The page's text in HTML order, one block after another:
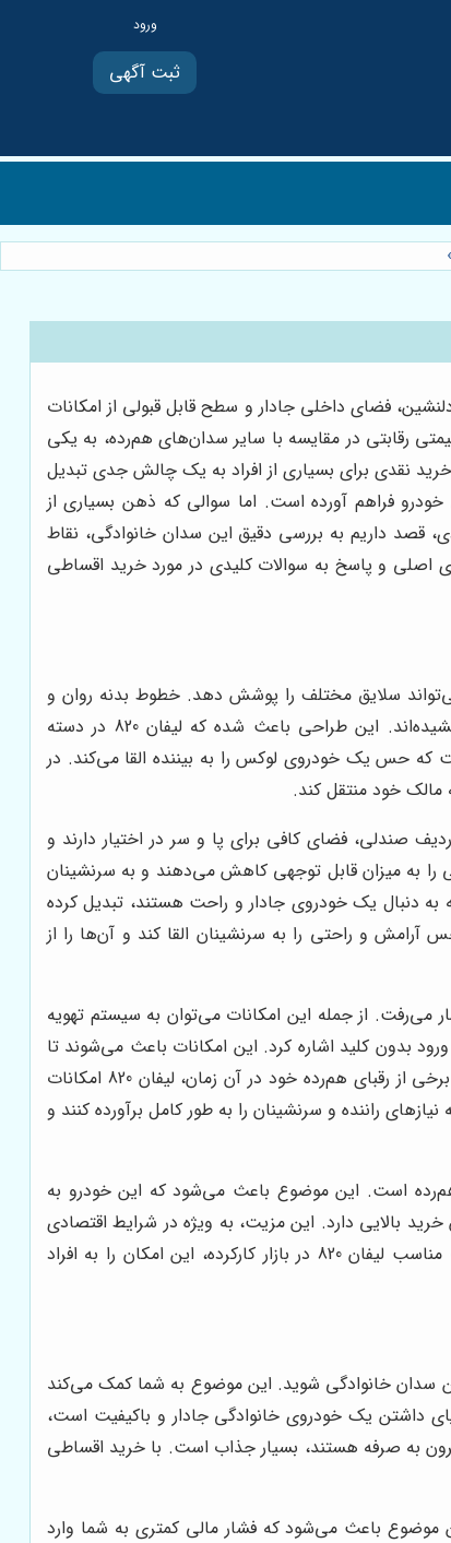
ثبت آگهی
فضای داخلی جادار و سطح قابل قبولی از امکانات
رقابتی در مقایسه با سایر سدان‌های هم‌رده، به یکی
نقدی برای بسیاری از افراد به یک چالش جدی تبدیل
فراهم آورده است. اما سوالی که ذهن بسیاری از
راهنمای جامع و کاربردی، قصد داریم به بررسی دقیق این سدان خانوادگی، نقاط
آن با رقبای اصلی و پاسخ به سوالات کلیدی در مورد خرید اقساطی
می‌تواند سلایق مختلف را پوشش دهد. خطوط بدنه روان و
آیرودینامیک، جلوپنجره کرومی بزرگ و چراغ‌های جلو و عقب زیبا و کشیده، به این سدان خانوادگی چهره‌ای متمایز و جذاب بخشیده‌اند. این طراحی باعث شده که لیفان 820 در دسته
که حس یک خودروی لوکس را به بیننده القا می‌کند. در
در هر دو ردیف صندلی، فضای کافی برای پا و سر در اختیار دارند و
را به میزان قابل توجهی کاهش می‌دهند و به سرنشینان
خانواده‌های پرجمعیت و افرادی که به دنبال یک خودروی جادار و راحت هستند، تبدیل کرده
داخلی لیفان 820 به گونه‌ای طراحی شده است که حس آرامش و راحتی را به سرنشینان القا کند و آن‌ها را از
می‌رفت. از جمله این امکانات می‌توان به سیستم تهویه
بدون کلید اشاره کرد. این امکانات باعث می‌شوند تا
تجربه رانندگی و سرنشینی در لیفان 820 لذت‌بخش‌تر شود و راننده و سرنشینان احساس راحتی بیشتری داشته باشند. در مقایسه با برخی از رقبای هم‌رده خود در آن زمان، لیفان 820 امکانات
راننده و سرنشینان را به طور کامل برآورده کنند و
سایر خودروهای هم‌رده است. این موضوع باعث می‌شود که این خودرو به
امکانات قابل قبولی را ارائه می‌دهد و ارزش خرید بالایی دارد. این مزیت، به ویژه در شرایط اقتصادی
کنونی، اهمیت بیشتری پیدا می‌کند و باعث می‌شود تا لیفان 820 به عنوان یک گزینه مناسب برای خرید در نظر گرفته شود. قیمت مناسب لیفان 820 در بازار کارکرده، این امکان را به افراد
صاحب این سدان خانوادگی شوید. این موضوع به شما کمک می‌کند
داشتن یک خودروی خانوادگی جادار و باکیفیت است،
به صرفه هستند، بسیار جذاب است. با خرید اقساطی
موضوع باعث می‌شود که فشار مالی کمتری به شما وارد